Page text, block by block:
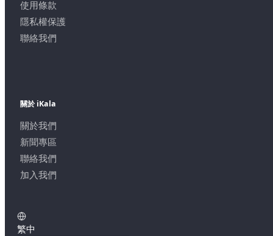
使用條款
隱私權保護
聯絡我們
關於 iKala
關於我們
新聞專區
聯絡我們
加入我們
繁中